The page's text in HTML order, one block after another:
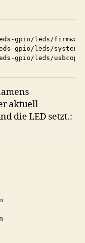
gpio/leds/
gpio/leds/system/
gpio/leds/
aktuell
die LED setzt.: